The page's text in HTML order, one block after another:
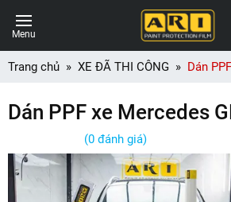
Menu
Trang chủ XE ĐÃ THI CÔNG Dán
Dán PPF xe Mercedes
(0 đánh giá)